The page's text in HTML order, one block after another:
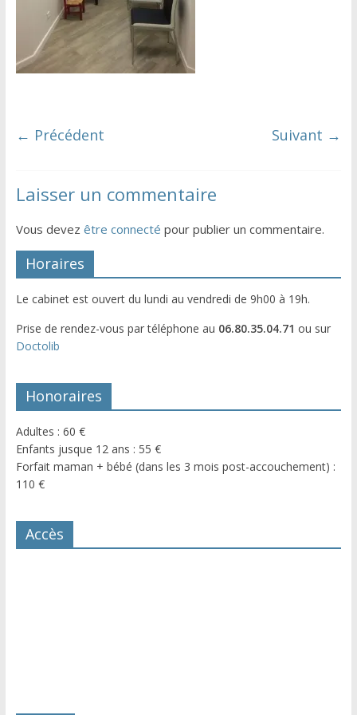
← Précédent Suivant →
Laisser un commentaire
Vous devez être connecté pour publier un commentaire.
Horaires
Le cabinet est ouvert du lundi au vendredi de 9h00 à 19h.
Prise de rendez-vous par téléphone au 06.80.35.04.71 ou sur
Doctolib
Honoraires
Adultes : 60 €
Enfants jusque 12 ans : 55 €
Forfait maman + bébé (dans les 3 mois post-accouchement) :
110 €
Accès